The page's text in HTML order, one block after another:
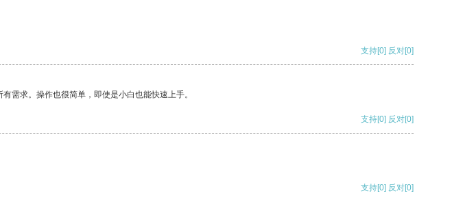
支持[0] 反对[0]
需求。操作也很简单，即使是小白也能快速上手。
支持[0] 反对[0]
支持[0] 反对[0]